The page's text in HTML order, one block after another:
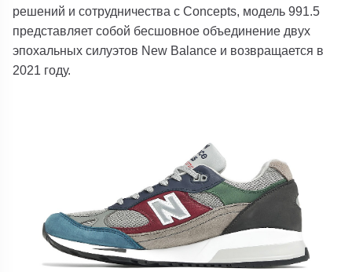
решений и сотрудничества с Concepts, модель 991.5
представляет собой бесшовное объединение двух
эпохальных силуэтов New Balance и возвращается в
2021 году.